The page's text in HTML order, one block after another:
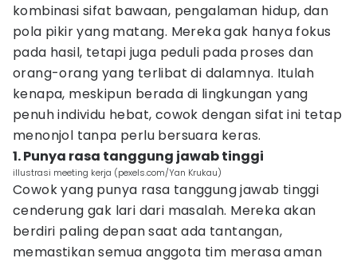
kombinasi sifat bawaan, pengalaman hidup, dan
pola pikir yang matang. Mereka gak hanya fokus
pada hasil, tetapi juga peduli pada proses dan
orang-orang yang terlibat di dalamnya. Itulah
kenapa, meskipun berada di lingkungan yang
penuh individu hebat, cowok dengan sifat ini tetap
menonjol tanpa perlu bersuara keras.
1. Punya rasa tanggung jawab tinggi
illustrasi meeting kerja (pexels.com/Yan Krukau)
Cowok yang punya rasa tanggung jawab tinggi
cenderung gak lari dari masalah. Mereka akan
berdiri paling depan saat ada tantangan,
memastikan semua anggota tim merasa aman